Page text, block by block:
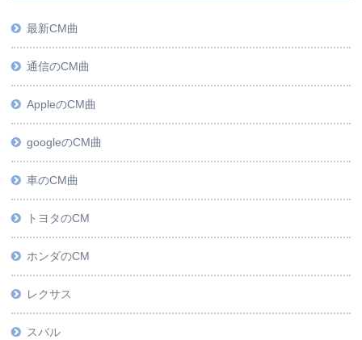
最新CM曲
通信のCM曲
AppleのCM曲
googleのCM曲
車のCM曲
トヨタのCM
ホンダのCM
レクサス
スバル